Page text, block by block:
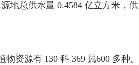
地总供水量 0.4584 亿立方米，
物资源有 130 科 369 属600 多种